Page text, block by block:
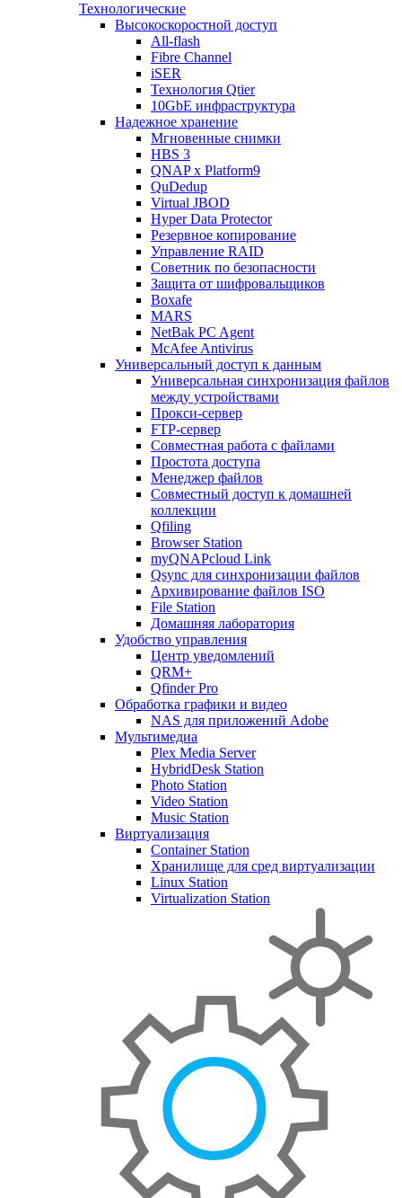
Технологические
Высокоскоростной доступ
All-flash
Fibre Channel
iSER
Технология Qtier
10GbE инфраструктура
Надежное хранение
Мгновенные снимки
HBS 3
QNAP x Platform9
QuDedup
Virtual JBOD
Hyper Data Protector
Резервное копирование
Управление RAID
Советник по безопасности
Защита от шифровальщиков
Boxafe
MARS
NetBak PC Agent
McAfee Antivirus
Универсальный доступ к данным
Универсальная синхронизация файлов
между устройствами
Прокси-сервер
FTP-сервер
Совместная работа с файлами
Простота доступа
Менеджер файлов
Совместный доступ к домашней
коллекции
Qfiling
Browser Station
myQNAPcloud Link
Qsync для синхронизации файлов
Архивирование файлов ISO
File Station
Домашняя лаборатория
Удобство управления
Центр уведомлений
QRM+
Qfinder Pro
Обработка графики и видео
NAS для приложений Adobe
Мультимедиа
Plex Media Server
HybridDesk Station
Photo Station
Video Station
Music Station
Виртуализация
Container Station
Хранилище для сред виртуализации
Linux Station
Virtualization Station